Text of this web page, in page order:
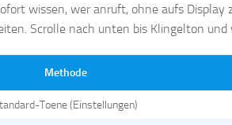
wissen, wer anruft, ohne aufs Display
Scrolle nach unten bis Klingelton und
Methode
Toene (Einstellungen)